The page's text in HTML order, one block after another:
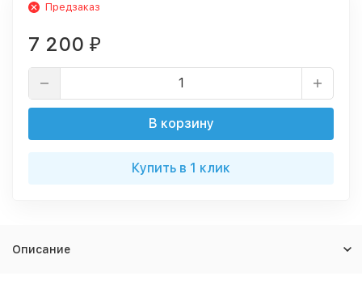
Предзаказ
7 200 ₽
В корзину
Купить в 1 клик
Описание